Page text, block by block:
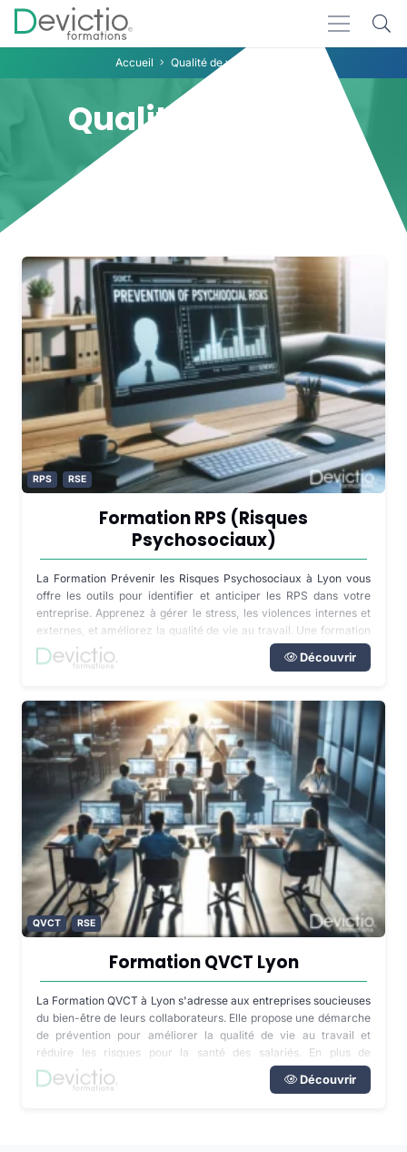
Accueil Qualité de vie au travail
Qualité de vie au
RPS RSE
Formation RPS (Risques
Psychosociaux)
La Formation Prévenir les Risques Psychosociaux à Lyon vous
offre les outils pour identifier et anticiper les RPS dans votre
entreprise. Apprenez à gérer le stress, les violences internes et
externes, et améliorez la qualité de vie au travail. Une formation
indispensable pour un management efficace.
Découvrir
QVCT RSE
Formation QVCT Lyon
La Formation QVCT à Lyon s'adresse aux entreprises soucieuses
du bien-être de leurs collaborateurs. Elle propose une démarche
de prévention pour améliorer la qualité de vie au travail et
réduire les risques pour la santé des salariés. En plus de
respecter la loi sur la responsabilité de l'employeur, cette
formation vise à améliorer les performances de l'entreprise.
Découvrir